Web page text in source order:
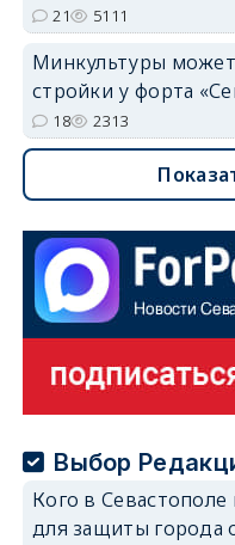
21 5111
Минкультуры
стройки у форта
18 2313
Выбор
Кого в
для защиты города